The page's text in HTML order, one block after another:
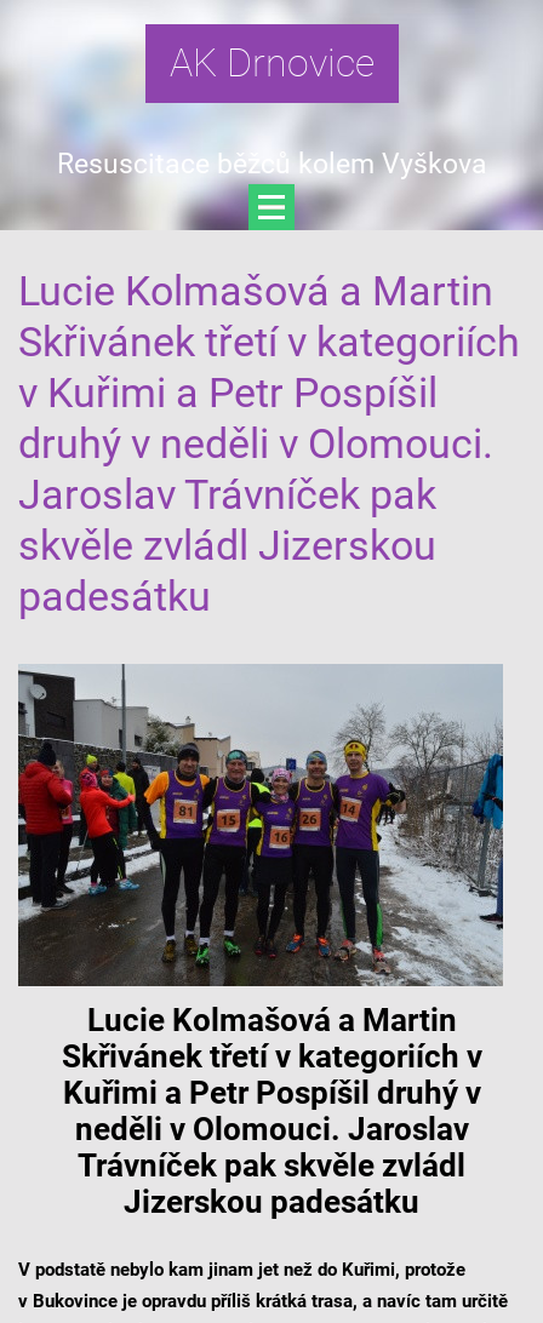
AK Drnovice
Resuscitace běžců kolem Vyškova
Lucie Kolmašová a Martin
Skřivánek třetí v kategoriích
v Kuřimi a Petr Pospíšil
druhý v neděli v Olomouci.
Jaroslav Trávníček pak
skvěle zvládl Jizerskou
padesátku
Lucie Kolmašová a Martin
Skřivánek třetí v kategoriích v
Kuřimi a Petr Pospíšil druhý v
neděli v Olomouci. Jaroslav
Trávníček pak skvěle zvládl
Jizerskou padesátku
V podstatě nebylo kam jinam jet než do Kuřimi, protože
v Bukovince je opravdu příliš krátká trasa, a navíc tam určitě